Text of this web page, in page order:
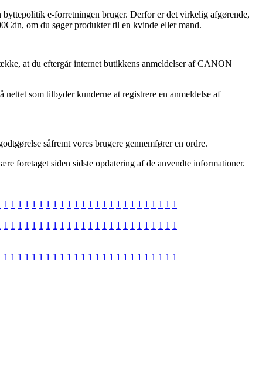
e-forretningen bruger. Derfor er det virkelig afgørende,
om du søger produkter til en kvinde eller mand.
at du eftergår internet butikkens anmeldelser af CANON
som tilbyder kunderne at registrere en anmeldelse af
såfremt vores brugere gennemfører en ordre.
foretaget siden sidste opdatering af de anvendte informationer.
1 1 1 1 1 1 1 1 1 1 1 1 1 1 1 1 1 1 1 1 1 1 1 1 1
1 1 1 1 1 1 1 1 1 1 1 1 1 1 1 1 1 1 1 1 1 1 1 1 1
1 1 1 1 1 1 1 1 1 1 1 1 1 1 1 1 1 1 1 1 1 1 1 1 1